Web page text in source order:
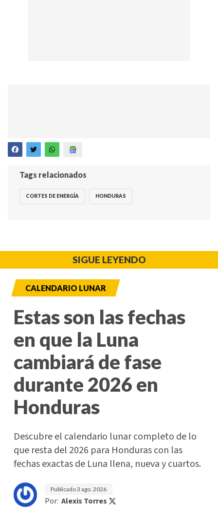
Tags relacionados
CORTES DE ENERGÍA HONDURAS
SIGUE LEYENDO
CALENDARIO LUNAR
Estas son las fechas
en que la Luna
cambiará de fase
durante 2026 en
Honduras
Descubre el calendario lunar completo de lo
que resta del 2026 para Honduras con las
fechas exactas de Luna llena, nueva y cuartos.
Publicado3 ago. 2026
Por: Alexis Torres